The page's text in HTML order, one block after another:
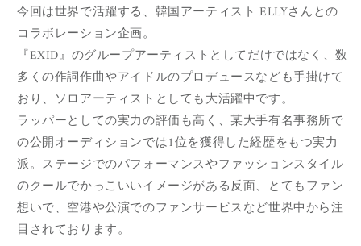
今回は世界で活躍する、韓国アーティスト ELLYさんとの
コラボレーション企画。
『EXID』のグループアーティストとしてだけではなく、数
多くの作詞作曲やアイドルのプロデュースなども手掛けて
おり、ソロアーティストとしても大活躍中です。
ラッパーとしての実力の評価も高く、某大手有名事務所で
の公開オーディションでは1位を獲得した経歴をもつ実力
派。ステージでのパフォーマンスやファッションスタイル
のクールでかっこいいイメージがある反面、とてもファン
想いで、空港や公演でのファンサービスなど世界中から注
目されております。